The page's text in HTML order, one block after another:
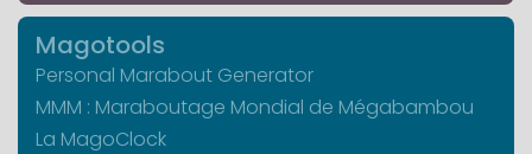
Magotools
Personal Marabout Generator
MMM : Maraboutage Mondial de Mégabambou
La MagoClock